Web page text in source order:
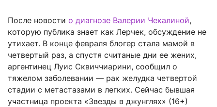
После новости о диагнозе Валерии Чекалиной,
которую публика знает как Лерчек, обсуждение не
утихает. В конце февраля блогер стала мамой в
четвертый раз, а спустя считаные дни ее жених,
аргентинец Луис Сквиччиарини, сообщил о
тяжелом заболевании — рак желудка четвертой
стадии с метастазами в легких. Сейчас бывшая
участница проекта «Звезды в джунглях» (16+)